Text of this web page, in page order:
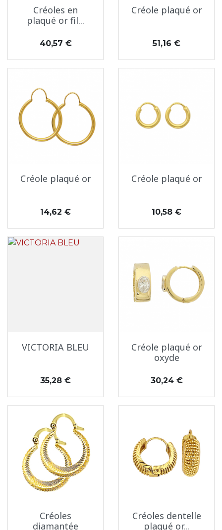
Créoles en
plaqué or fil...
Prix
40,57 €
Créole plaqué or
Prix
51,16 €
Créole plaqué or
Prix
14,62 €
Créole plaqué or
Prix
10,58 €
VICTORIA BLEU
Prix
35,28 €
Créole plaqué or
oxyde
Prix
30,24 €
Créoles
diamantée
Créoles dentelle
plaqué or...